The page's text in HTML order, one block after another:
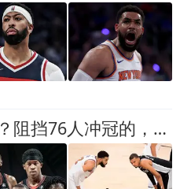
四星豪阵也难夺冠？阻挡76人冲冠的，是三座无法逾越的大山